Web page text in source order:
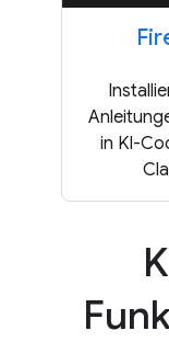
in KI-